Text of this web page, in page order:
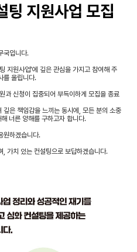
팅 지원사업 모집
국입니다.
지원사업'에 깊은 관심을 가지고 참여해 주
를 올립니다.
과 신청이 집중되어 부득이하게 모집을 종료
은 책임감을 느끼는 동시에, 모든 분의 소중
너른 양해를 구하고자 합니다.
원하겠습니다.
, 가치 있는 컨설팅으로 보답하겠습니다.